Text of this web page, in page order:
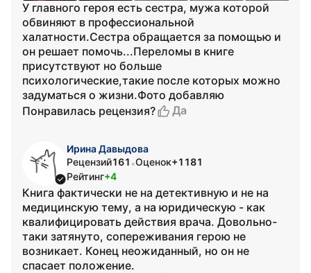
У главного героя есть сестра, мужа которой
обвиняют в профессиональной
халатности.Сестра обращается за помощью и
он решает помочь...Переломы в книге
присутствуют но больше
психологические,такие после которых можно
задуматься о жизни.Фото добавляю
Понравилась рецензия?
Да
Ирина Давыдова
Рецензий161 •Оценок+1181
Рейтинг+4
Книга фактически не на детективную и не на
медицинскую тему, а на юридическую - как
квалифицировать действия врача. Довольно-
таки затянуто, сопереживания герою не
возникает. Конец неожиданный, но он не
спасает положение.